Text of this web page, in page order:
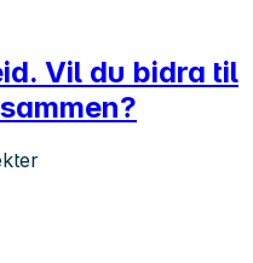
Vil du bidra til